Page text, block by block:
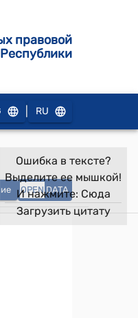
правовой
RU
OPEN DATA
Ошибка в тексте?
Выделите ее мышкой!
И нажмите: Сюда
Загрузить цитату